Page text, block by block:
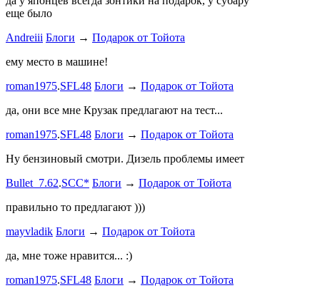
еще было
Andreiii Блоги → Подарок от Тойота
ему место в машине!
roman1975.SFL48 Блоги → Подарок от Тойота
да, они все мне Крузак предлагают на тест...
roman1975.SFL48 Блоги → Подарок от Тойота
Ну бензиновый смотри. Дизель проблемы имеет
Bullet_7.62.SCC* Блоги → Подарок от Тойота
правильно то предлагают )))
mayvladik Блоги → Подарок от Тойота
да, мне тоже нравится... :)
roman1975.SFL48 Блоги → Подарок от Тойота